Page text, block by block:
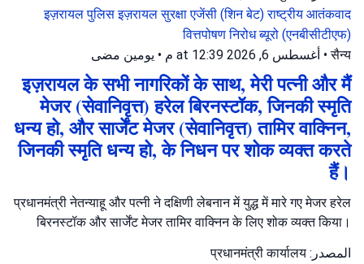
इज़रायल पुलिसइज़रायल सुरक्षा एजेंसी (शिन बेट)राष्ट्रीय आतंकवाद
वित्तपोषण निरोध ब्यूरो (एनबीसीटीएफ)
सैन्य
• أغسطس 6, 2026 at 12:39 م • يومين مضى
इज़रायल के सभी नागरिकों के साथ, मेरी पत्नी और मैं
मेजर (सेवानिवृत्त) हरेल बिरनस्टॉक, जिनकी स्मृति
धन्य हो, और सार्जेंट मेजर (सेवानिवृत्त) तामिर वाक्निन,
जिनकी स्मृति धन्य हो, के निधन पर शोक व्यक्त करते
हैं।
प्रधानमंत्री नेतन्याहू और पत्नी ने दक्षिणी लेबनान में युद्ध में मारे गए मेजर हरेल
बिरनस्टॉक और सार्जेंट मेजर तामिर वाक्निन के लिए शोक व्यक्त किया।
المصدر: प्रधानमंत्री कार्यालय